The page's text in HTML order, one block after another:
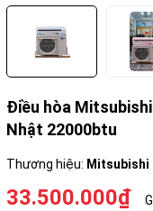
Điều hòa
Nhật 22000btu
Thương hiệu: Mitsubishi
33.500.000₫